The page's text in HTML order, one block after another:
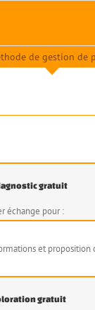
de gestion de
gratuit
échange pour :
et
gratuit